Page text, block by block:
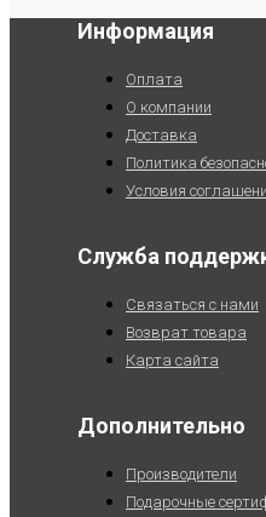
Информация
Оплата
О компании
Доставка
Политика
Условия
Служба
Связаться с нами
Возврат товара
Карта сайта
Дополнительно
Производители
Подарочные